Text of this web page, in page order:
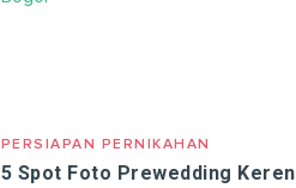
PERSIAPAN PERNIKAHAN
5 Spot Foto Prewedding Keren